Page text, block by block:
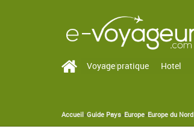
Vol Hotel
Voyage pratique
Accueil»Guide Pays»Europe»Europe du Nord